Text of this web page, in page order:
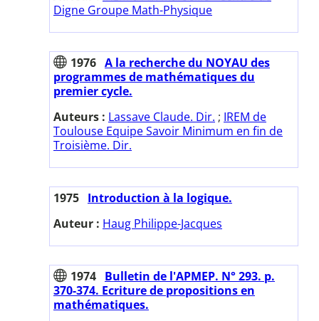
Digne Groupe Math-Physique
1976 A la recherche du NOYAU des
programmes de mathématiques du
premier cycle.
Auteurs : Lassave Claude. Dir. ; IREM de
Toulouse Equipe Savoir Minimum en fin de
Troisième. Dir.
1975 Introduction à la logique.
Auteur : Haug Philippe-Jacques
1974 Bulletin de l'APMEP. N° 293. p.
370-374. Ecriture de propositions en
mathématiques.